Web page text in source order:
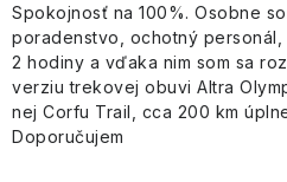
Spokojnosť na 100%. Osobne
poradenstvo, ochotný
2 hodiny a vďaka nim som sa
verziu trekovej obuvi Altra
nej Corfu Trail, cca 200 km
Doporučujem